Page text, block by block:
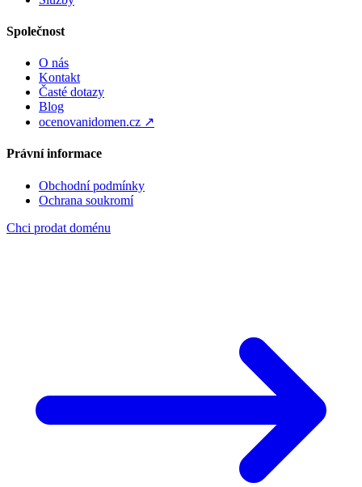
Společnost
O nás
Kontakt
Časté dotazy
Blog
ocenovanidomen.cz ↗
Právní informace
Obchodní podmínky
Ochrana soukromí
Chci prodat doménu